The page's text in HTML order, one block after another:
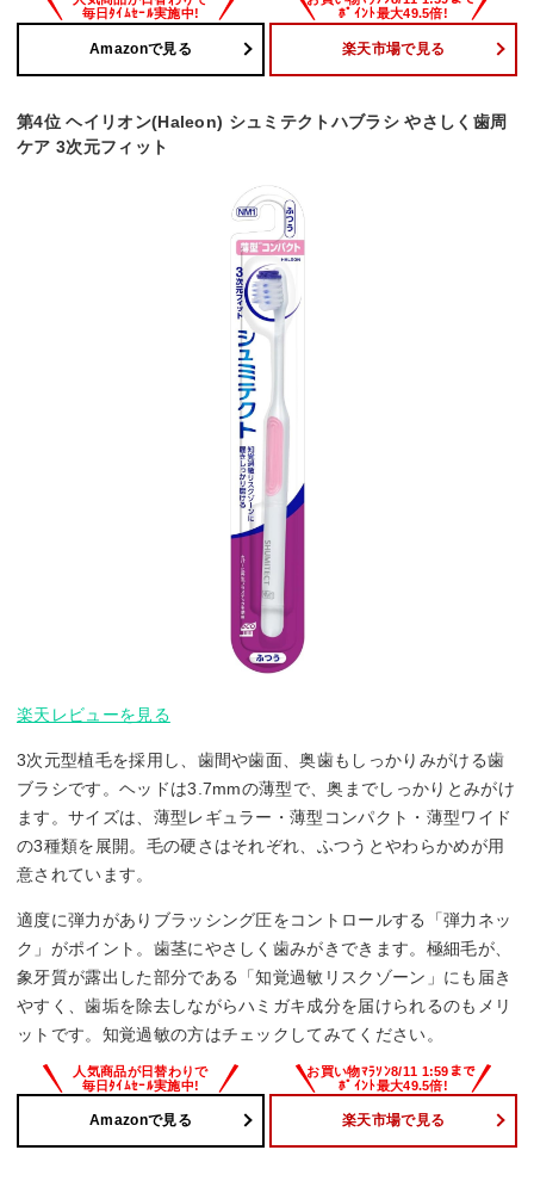
Amazonで見る 楽天市場で見る
第4位 ヘイリオン(Haleon) シュミテクトハブラシ やさしく歯周
ケア 3次元フィット
楽天レビューを見る
3次元型植毛を採用し、歯間や歯面、奥歯もしっかりみがける歯
ブラシです。ヘッドは3.7mmの薄型で、奥までしっかりとみがけ
ます。サイズは、薄型レギュラー・薄型コンパクト・薄型ワイド
の3種類を展開。毛の硬さはそれぞれ、ふつうとやわらかめが用
意されています。
適度に弾力がありブラッシング圧をコントロールする「弾力ネッ
ク」がポイント。歯茎にやさしく歯みがきできます。極細毛が、
象牙質が露出した部分である「知覚過敏リスクゾーン」にも届き
やすく、歯垢を除去しながらハミガキ成分を届けられるのもメリ
ットです。知覚過敏の方はチェックしてみてください。
Amazonで見る 楽天市場で見る